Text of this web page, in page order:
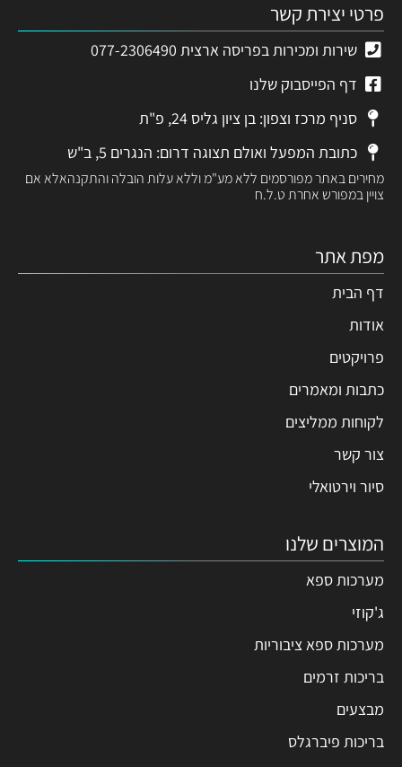
פרטי יצירת קשר
שירות ומכירות בפריסה ארצית 077-2306490
דף הפייסבוק שלנו
סניף מרכז וצפון: בן ציון גליס 24, פ"ת
כתובת המפעל ואולם תצוגה דרום: הנגרים 5, ב"ש
מחירים באתר מפורסמים ללא מע"מ וללא עלות הובלה והתקנהאלא אם
צויין במפורש אחרת ט.ל.ח
מפת אתר
דף הבית
אודות
פרויקטים
כתבות ומאמרים
לקוחות ממליצים
צור קשר
סיור וירטואלי
המוצרים שלנו
מערכות ספא
ג'קוזי
מערכות ספא ציבוריות
בריכות זרמים
מבצעים
בריכות פיברגלס